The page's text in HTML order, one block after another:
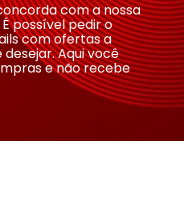
com a nossa
É possível pedir o
com ofertas a
Aqui você
e não recebe